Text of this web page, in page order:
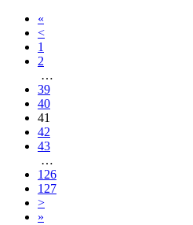
«
<
1
2
…
39
40
41
42
43
…
126
127
>
»